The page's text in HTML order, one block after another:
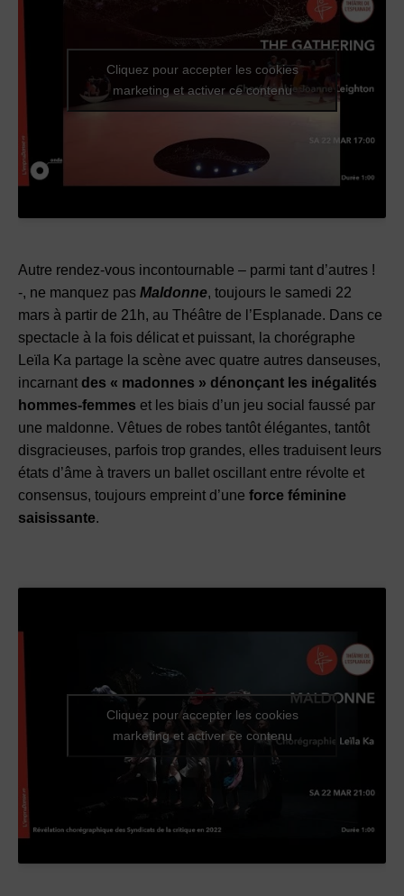
Cliquez pour accepter les cookies
marketing et activer ce contenu
Autre rendez-vous incontournable – parmi tant d’autres !
-, ne manquez pas Maldonne, toujours le samedi 22
mars à partir de 21h, au Théâtre de l’Esplanade. Dans ce
spectacle à la fois délicat et puissant, la chorégraphe
Leïla Ka partage la scène avec quatre autres danseuses,
incarnant des « madonnes » dénonçant les inégalités
hommes-femmes et les biais d’un jeu social faussé par
une maldonne. Vêtues de robes tantôt élégantes, tantôt
disgracieuses, parfois trop grandes, elles traduisent leurs
états d’âme à travers un ballet oscillant entre révolte et
consensus, toujours empreint d’une force féminine
saisissante.
Cliquez pour accepter les cookies
marketing et activer ce contenu